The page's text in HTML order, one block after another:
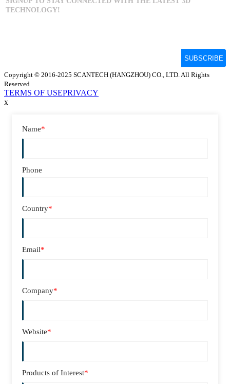
Copyright © 2016-2025 SCANTECH (HANGZHOU) CO., LTD. All Rights
Reserved
TERMS OF USEPRIVACY
x
Name*
Phone
Country*
Email*
Company*
Website*
Products of Interest*